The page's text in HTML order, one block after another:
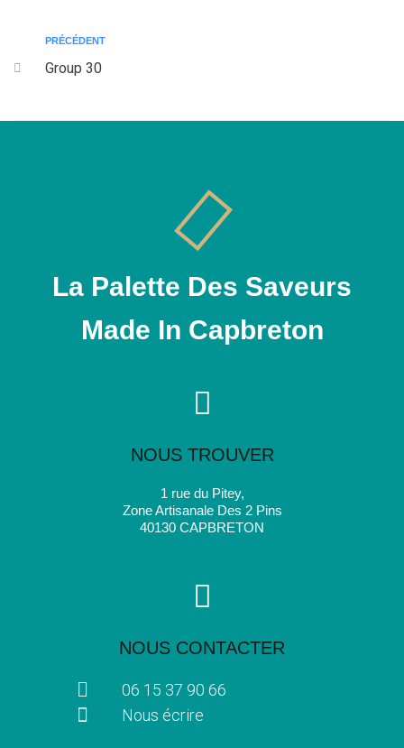
PRÉCÉDENT
Group 30
La Palette Des Saveurs
Made In Capbreton
NOUS TROUVER
1 rue du Pitey,
Zone Artisanale Des 2 Pins
40130 CAPBRETON
NOUS CONTACTER
06 15 37 90 66
Nous écrire